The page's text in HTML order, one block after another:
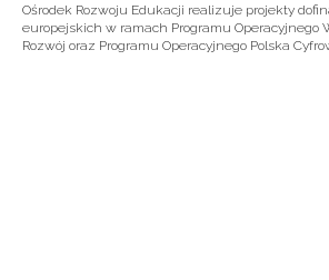
Ośrodek Rozwoju Edukacji realizuje projekty
europejskich w ramach Programu Operacyjnego
Rozwój oraz Programu Operacyjnego Polska